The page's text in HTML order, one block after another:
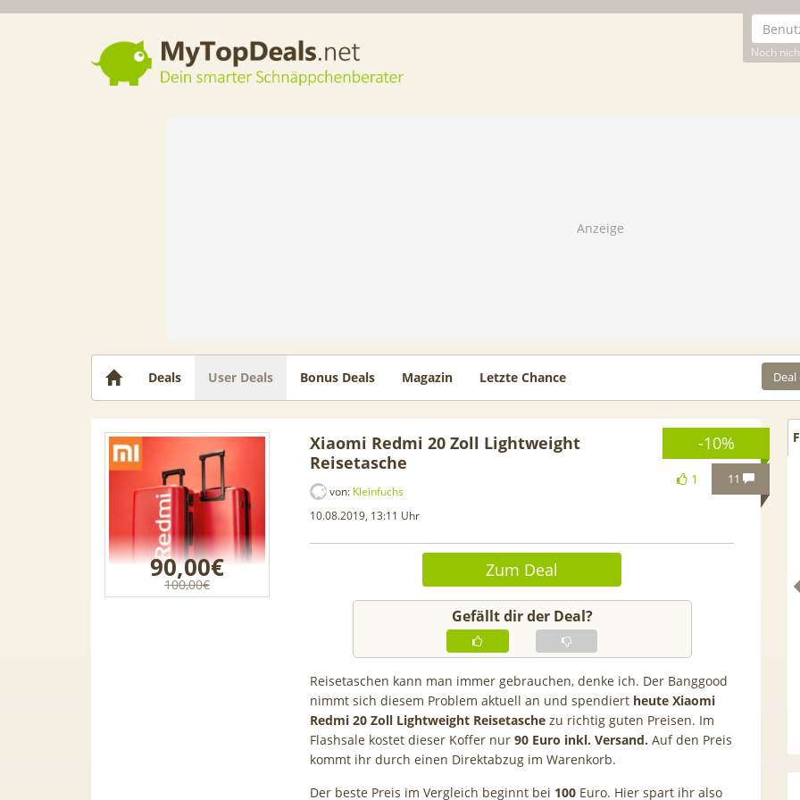
Noch
Dein smarter Schnäppchenberater
Deals User Deals Bonus Deals Magazin Letzte Chance
-10%
11
1
90,00€
100,00€
Xiaomi Redmi 20 Zoll Lightweight
Reisetasche
von: Kleinfuchs
10.08.2019, 13:11 Uhr
Zum Deal
Gefällt dir der Deal?
Reisetaschen kann man immer gebrauchen, denke ich. Der Banggood
nimmt sich diesem Problem aktuell an und spendiert heute Xiaomi
Redmi 20 Zoll Lightweight Reisetasche zu richtig guten Preisen. Im
Flashsale kostet dieser Koffer nur 90 Euro inkl. Versand. Auf den Preis
kommt ihr durch einen Direktabzug im Warenkorb.
Der beste Preis im Vergleich beginnt bei 100 Euro. Hier spart ihr also
[Eff. GRATIS!] 📲 Samsung
Galaxy S26 (256GB) für 169€ +
50GB 5G Otelo Vodafone Allnet
50€ Wechselbonus! 🎉 50GB 5G
Vodafone Allnet für 7,99€ mtl.
| 0,00€ Anschlusskosten |